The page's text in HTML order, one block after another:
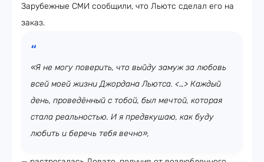
Зарубежные СМИ сообщили, что Льютс сделал его на
заказ.
«Я не могу поверить, что выйду замуж за любовь
всей моей жизни Джордана Льютса. <…> Каждый
день, проведённый с тобой, был мечтой, которая
стала реальностью. И я предвкушаю, как буду
любить и беречь тебя вечно»,